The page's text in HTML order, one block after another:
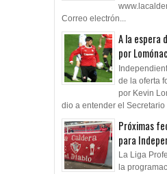
Correo electrón...
A la espera
por
de la oferta
por Kevin
dio a entender el
Próximas
para
La Liga
la